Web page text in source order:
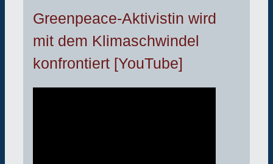
Greenpeace-Aktivistin wird
mit dem Klimaschwindel
konfrontiert [YouTube]